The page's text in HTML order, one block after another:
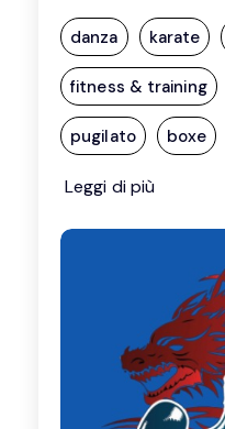
danza karate
fitness & training
pugilato boxe
Leggi di più